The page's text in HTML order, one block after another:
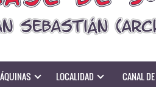
LOCALIDAD CANAL